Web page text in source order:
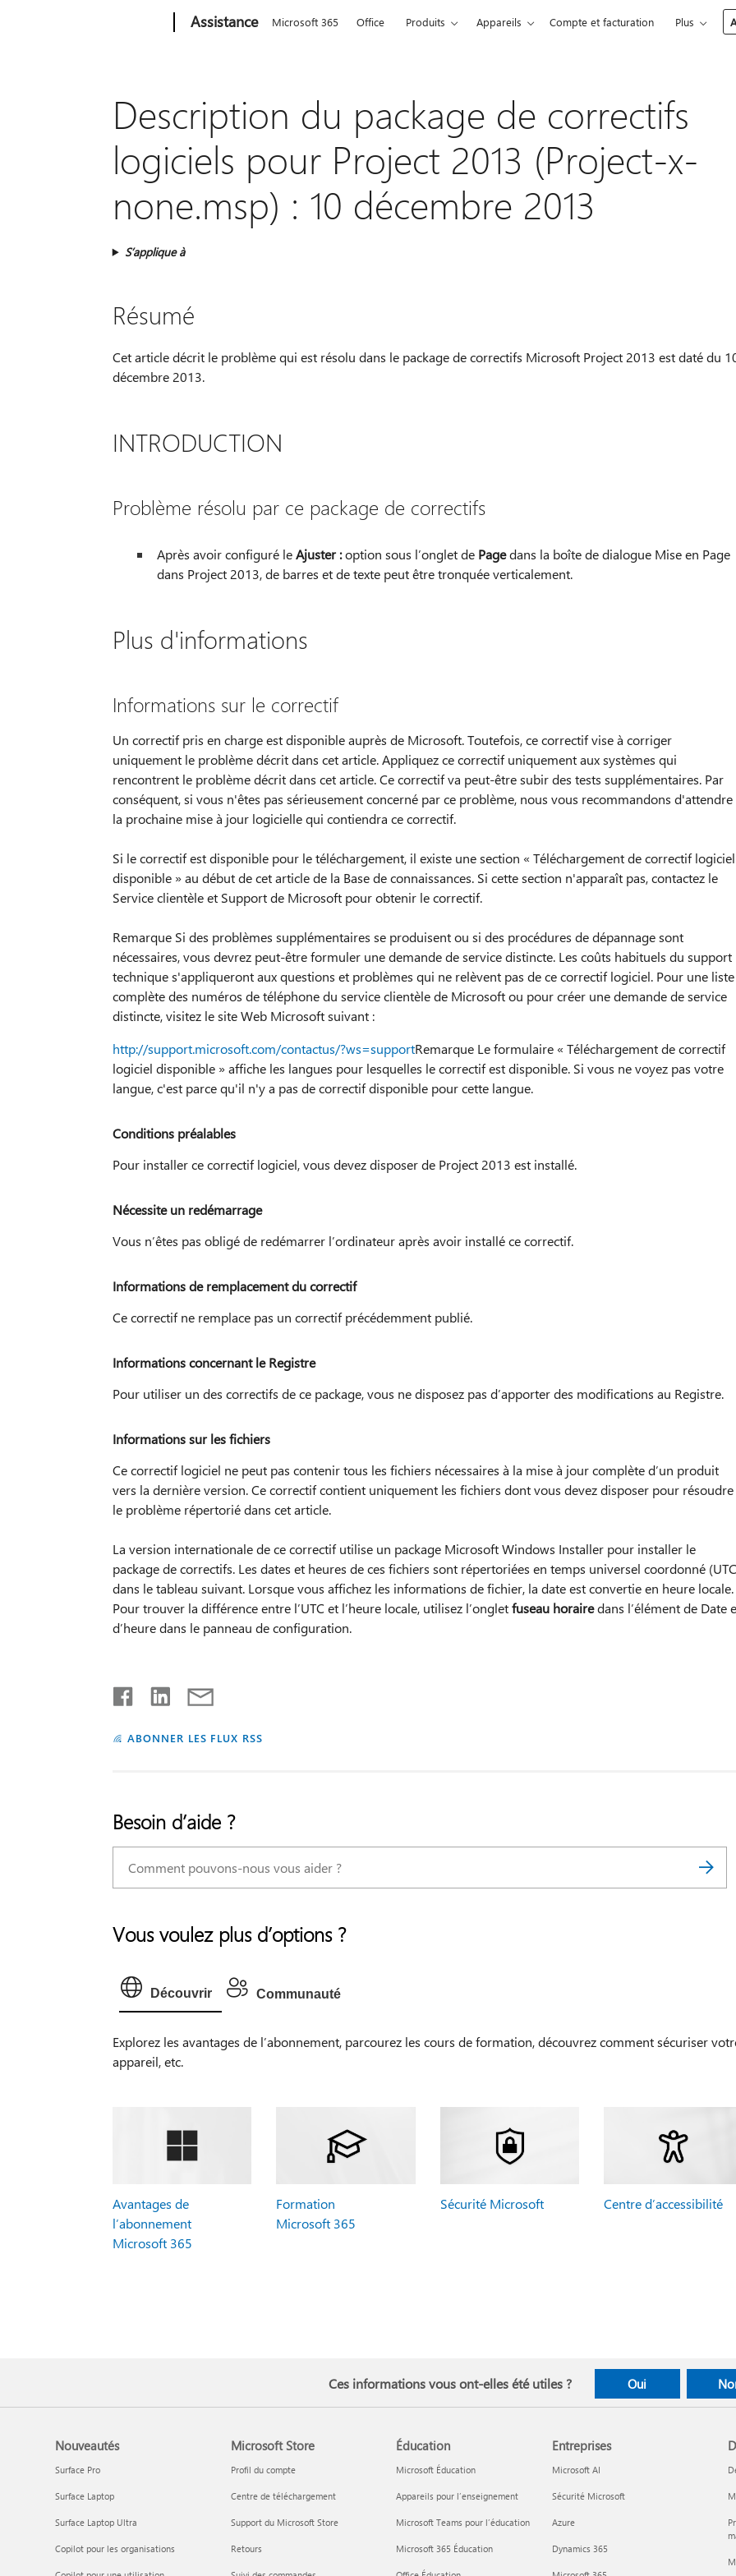
Assistance Microsoft 365 Office Produits Appareils Compte et facturation Plus
Description du package de correctifs
logiciels pour Project 2013 (Project-x-
none.msp) : 10 décembre 2013
S’applique à
Résumé
Cet article décrit le problème qui est résolu dans le package de correctifs Microsoft Project 2013 est daté du
décembre 2013.
INTRODUCTION
Problème résolu par ce package de correctifs
Après avoir configuré leAjuster :option sous l’onglet de Pagedans la boîte de dialogue Mise en Page
dans Project 2013, de barres et de texte peut être tronquée verticalement.
Plus d'informations
Informations sur le correctif
Un correctif pris en charge est disponible auprès de Microsoft. Toutefois, ce correctif vise à corriger
uniquement le problème décrit dans cet article. Appliquez ce correctif uniquement aux systèmes qui
rencontrent le problème décrit dans cet article. Ce correctif va peut-être subir des tests supplémentaires. Par
conséquent, si vous n'êtes pas sérieusement concerné par ce problème, nous vous recommandons d'attendre
la prochaine mise à jour logicielle qui contiendra ce correctif.
Si le correctif est disponible pour le téléchargement, il existe une section « Téléchargement de correctif logiciel
disponible » au début de cet article de la Base de connaissances. Si cette section n'apparaît pas, contactez le
Service clientèle et Support de Microsoft pour obtenir le correctif.
Remarque Si des problèmes supplémentaires se produisent ou si des procédures de dépannage sont
nécessaires, vous devrez peut-être formuler une demande de service distincte. Les coûts habituels du support
technique s'appliqueront aux questions et problèmes qui ne relèvent pas de ce correctif logiciel. Pour une liste
complète des numéros de téléphone du service clientèle de Microsoft ou pour créer une demande de service
distincte, visitez le site Web Microsoft suivant :
http://support.microsoft.com/contactus/?ws=supportRemarque Le formulaire « Téléchargement de correctif
logiciel disponible » affiche les langues pour lesquelles le correctif est disponible. Si vous ne voyez pas votre
langue, c'est parce qu'il n'y a pas de correctif disponible pour cette langue.
Conditions préalables
Pour installer ce correctif logiciel, vous devez disposer de Project 2013 est installé.
Nécessite un redémarrage
Vous n’êtes pas obligé de redémarrer l’ordinateur après avoir installé ce correctif.
Informations de remplacement du correctif
Ce correctif ne remplace pas un correctif précédemment publié.
Informations concernant le Registre
Pour utiliser un des correctifs de ce package, vous ne disposez pas d’apporter des modifications au Registre.
Informations sur les fichiers
Ce correctif logiciel ne peut pas contenir tous les fichiers nécessaires à la mise à jour complète d’un produit
vers la dernière version. Ce correctif contient uniquement les fichiers dont vous devez disposer pour résoudre
le problème répertorié dans cet article.
La version internationale de ce correctif utilise un package Microsoft Windows Installer pour installer le
package de correctifs. Les dates et heures de ces fichiers sont répertoriées en temps universel coordonné
dans le tableau suivant. Lorsque vous affichez les informations de fichier, la date est convertie en heure locale.
Pour trouver la différence entre l’UTC et l’heure locale, utilisez l’ongletfuseau horairedans l’élément de Date
d’heure dans le panneau de configuration.
ABONNER LES FLUX RSS
Besoin d’aide ?
Vous voulez plus d’options ?
Découvrir Communauté
Explorez les avantages de l’abonnement, parcourez les cours de formation, découvrez comment sécuriser
appareil, etc.
Avantages de
l’abonnement
Microsoft 365
Formation
Microsoft 365
Sécurité Microsoft Centre d’accessibilité
Ces informations vous ont-elles été utiles ? Oui
Nouveautés
Surface Pro
Surface Laptop
Surface Laptop Ultra
Copilot pour les organisations
Microsoft Store
Profil du compte
Centre de téléchargement
Support du Microsoft Store
Retours
Éducation
Microsoft Éducation
Appareils pour l’enseignement
Microsoft Teams pour l’éducation
Microsoft 365 Éducation
Entreprises
Microsoft AI
Sécurité Microsoft
Azure
Dynamics 365